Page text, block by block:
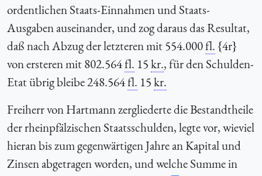
ordentlichen Staats-Einnahmen und Staats-
Ausgaben auseinander, und zog daraus das Resultat,
daß nach Abzug der letzteren mit 554.000fl. {4r}
von ersteren mit 802.564fl. 15kr., für den Schulden-
Etat übrig bleibe 248.564fl. 15kr.
Freiherr von Hartmann zergliederte die Bestandtheile
der rheinpfälzischen Staatsschulden, legte vor, wieviel
hieran bis zum gegenwärtigen Jahre an Kapital und
Zinsen abgetragen worden, und welche Summe in